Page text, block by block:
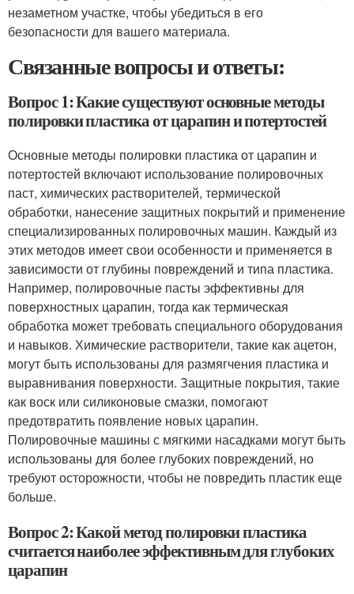
незаметном участке, чтобы убедиться в его
безопасности для вашего материала.
Связанные вопросы и ответы:
Вопрос 1: Какие существуют основные методы
полировки пластика от царапин и потертостей
Основные методы полировки пластика от царапин и
потертостей включают использование полировочных
паст, химических растворителей, термической
обработки, нанесение защитных покрытий и применение
специализированных полировочных машин. Каждый из
этих методов имеет свои особенности и применяется в
зависимости от глубины повреждений и типа пластика.
Например, полировочные пасты эффективны для
поверхностных царапин, тогда как термическая
обработка может требовать специального оборудования
и навыков. Химические растворители, такие как ацетон,
могут быть использованы для размягчения пластика и
выравнивания поверхности. Защитные покрытия, такие
как воск или силиконовые смазки, помогают
предотвратить появление новых царапин.
Полировочные машины с мягкими насадками могут быть
использованы для более глубоких повреждений, но
требуют осторожности, чтобы не повредить пластик еще
больше.
Вопрос 2: Какой метод полировки пластика
считается наиболее эффективным для глубоких
царапин